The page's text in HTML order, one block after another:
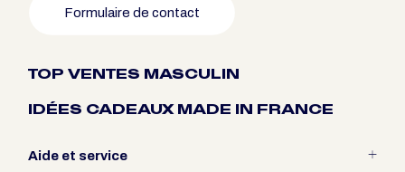
Formulaire de contact
TOP VENTES MASCULIN
IDÉES CADEAUX MADE IN FRANCE
Aide et service